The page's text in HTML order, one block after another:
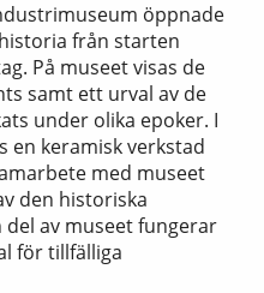
öppnade
från starten
På museet visas de
samt ett urval av de
under olika epoker. I
en keramisk verkstad
med museet
den historiska
av museet fungerar
för tillfälliga